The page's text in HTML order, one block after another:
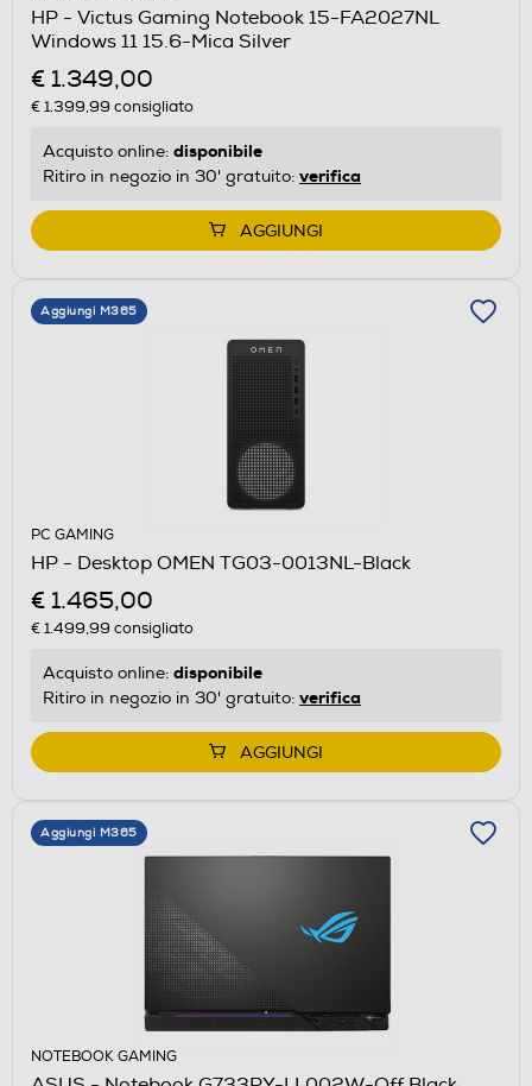
HP - Victus Gaming Notebook 15-FA2027NL
Windows 11 15.6-Mica Silver
€ 1.349,00
€ 1.399,99 consigliato
Acquisto online: disponibile
Ritiro in negozio in 30' gratuito: verifica
AGGIUNGI
Aggiungi M365
PC GAMING
HP - Desktop OMEN TG03-0013NL-Black
€ 1.465,00
€ 1.499,99 consigliato
Acquisto online: disponibile
Ritiro in negozio in 30' gratuito: verifica
AGGIUNGI
Aggiungi M365
NOTEBOOK GAMING